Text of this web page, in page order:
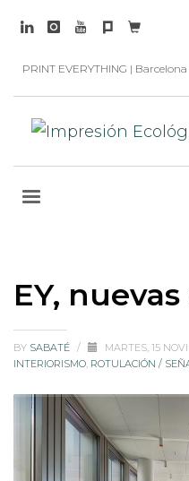
PRINT EVERYTHING | Barcelona
EY,
BY SABATÉ / MARTES, 15
INTERIORISMO, ROTULACIÓN /